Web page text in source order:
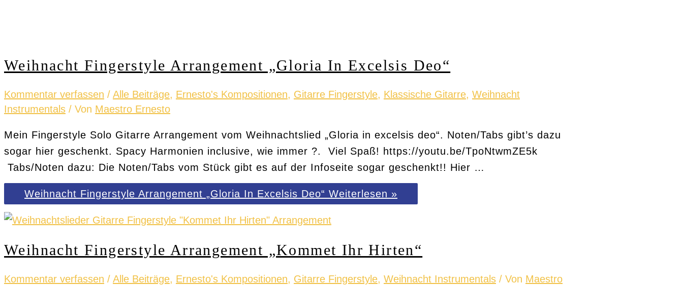
Weihnacht Fingerstyle Arrangement „Gloria In Excelsis Deo“
Kommentar verfassen / Alle Beiträge, Ernesto's Kompositionen, Gitarre Fingerstyle, Klassische Gitarre, Weihnacht
Instrumentals / Von Maestro Ernesto
Mein Fingerstyle Solo Gitarre Arrangement vom Weihnachtslied „Gloria in excelsis deo“. Noten/Tabs gibt’s dazu
sogar hier geschenkt. Spacy Harmonien inclusive, wie immer ?. Viel Spaß! https://youtu.be/TpoNtwmZE5k
Tabs/Noten dazu: Die Noten/Tabs vom Stück gibt es auf der Infoseite sogar geschenkt!! Hier …
Weihnacht Fingerstyle Arrangement „Gloria In Excelsis Deo“ Weiterlesen »
Weihnacht Fingerstyle Arrangement „Kommet Ihr Hirten“
Kommentar verfassen / Alle Beiträge, Ernesto's Kompositionen, Gitarre Fingerstyle, Weihnacht Instrumentals / Von Maestro